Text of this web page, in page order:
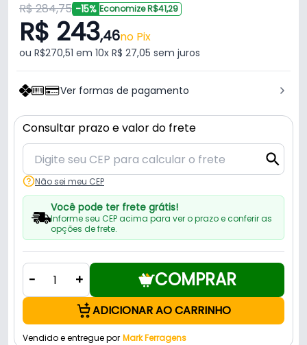
R$ 284,75 -15% Economize R$41,29
R$ 243,46no Pix
ou R$270,51 em 10x R$ 27,05 sem juros
Ver formas de pagamento
Consultar prazo e valor do frete
Não sei meu CEP
Você pode ter frete grátis!
Informe seu CEP acima para ver o prazo e conferir as
opções de frete.
- + COMPRAR
ADICIONAR AO CARRINHO
Vendido e entregue por Mark Ferragens